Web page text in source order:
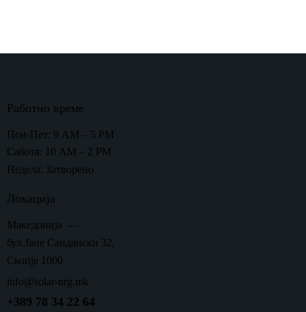
Работно време
Пон-Пет: 9 AM – 5 PM
Сабота: 10 AM – 2 PM
Недела: Затворено
Локација
Македонија —
бул.Јане Сандански 32,
Скопје 1000
info@solar-nrg.mk
+389 78 34 22 64